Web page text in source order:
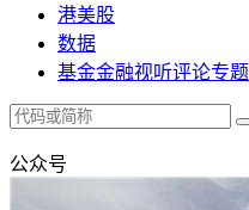
港美股
数据
基金金融视听评论专题
公众号